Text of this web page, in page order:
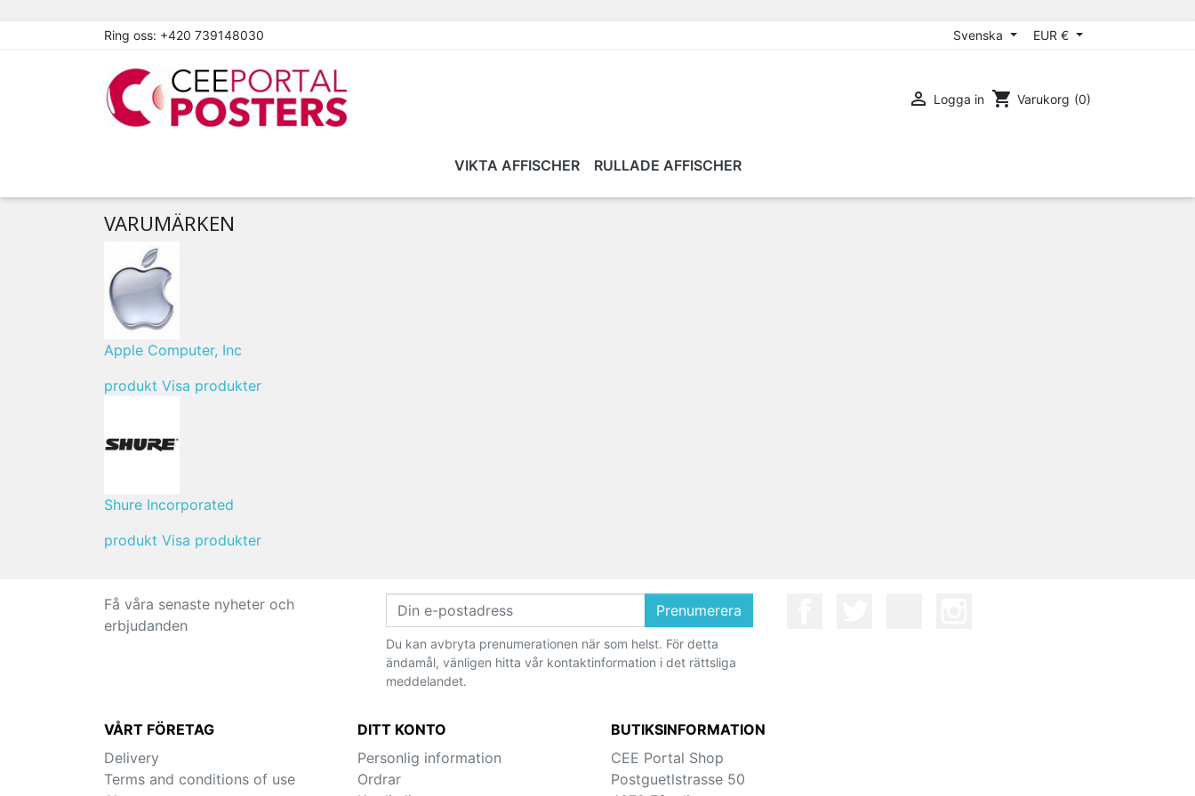
Ring oss: +420 739148030 Svenska EUR €
 Logga in shopping_cart Varukorg (0)
VIKTA AFFISCHER RULLADE AFFISCHER
VARUMÄRKEN
Apple Computer, Inc
produkt Visa produkter
Shure Incorporated
produkt Visa produkter
Få våra senaste nyheter och
erbjudanden
Prenumerera
Du kan avbryta prenumerationen när som helst. För detta
ändamål, vänligen hitta vår kontaktinformation i det rättsliga
meddelandet.
VÅRT FÖRETAG
Delivery
Terms and conditions of use
DITT KONTO
Personlig information
Ordrar
BUTIKSINFORMATION
CEE Portal Shop
Postguetlstrasse 50